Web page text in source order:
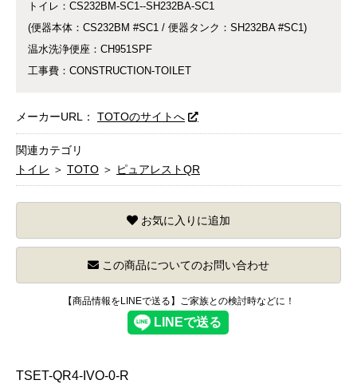
トイレ：CS232BM-SC1--SH232BA-SC1
(便器本体：CS232BM #SC1 / 便器タンク：SH232BA #SC1)
温水洗浄便座：CH951SPF
工事費：CONSTRUCTION-TOILET
メーカーURL： TOTOのサイトへ
関連カテゴリ
トイレ ＞ TOTO ＞ ピュアレストQR
お気に入りに追加
この商品についてのお問い合わせ
【商品情報をLINEで送る】ご家族との検討時などに！
TSET-QR4-IVO-0-R